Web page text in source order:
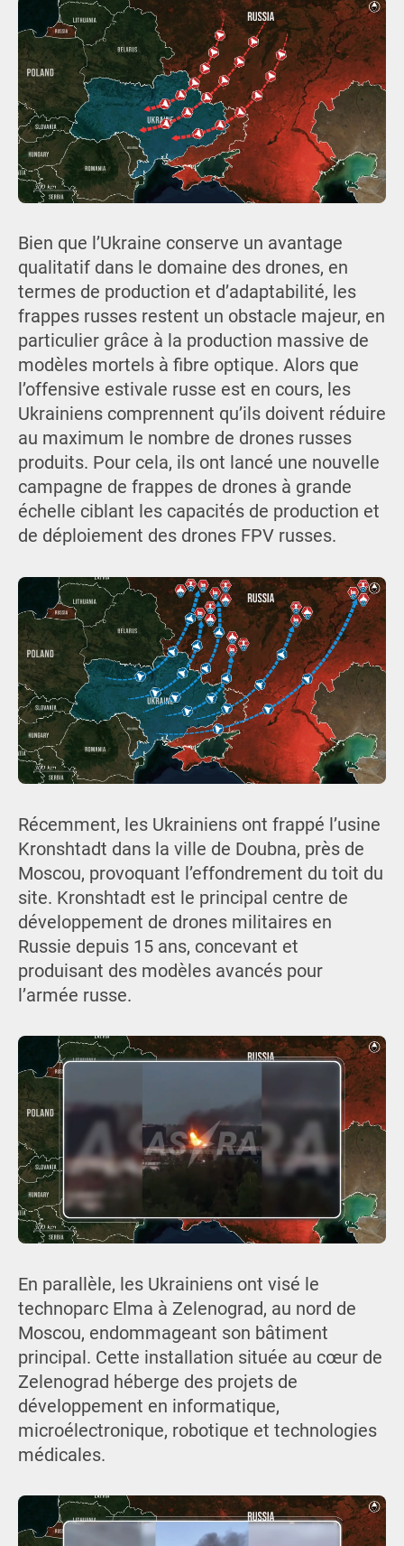
Bien que l’Ukraine conserve un avantage
qualitatif dans le domaine des drones, en
termes de production et d’adaptabilité, les
frappes russes restent un obstacle majeur, en
particulier grâce à la production massive de
modèles mortels à fibre optique. Alors que
l’offensive estivale russe est en cours, les
Ukrainiens comprennent qu’ils doivent réduire
au maximum le nombre de drones russes
produits. Pour cela, ils ont lancé une nouvelle
campagne de frappes de drones à grande
échelle ciblant les capacités de production et
de déploiement des drones FPV russes.
Récemment, les Ukrainiens ont frappé l’usine
Kronshtadt dans la ville de Doubna, près de
Moscou, provoquant l’effondrement du toit du
site. Kronshtadt est le principal centre de
développement de drones militaires en
Russie depuis 15 ans, concevant et
produisant des modèles avancés pour
l’armée russe.
En parallèle, les Ukrainiens ont visé le
technoparc Elma à Zelenograd, au nord de
Moscou, endommageant son bâtiment
principal. Cette installation située au cœur de
Zelenograd héberge des projets de
développement en informatique,
microélectronique, robotique et technologies
médicales.